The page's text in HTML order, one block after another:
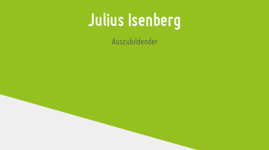
Julius Isenberg
Auszubildender